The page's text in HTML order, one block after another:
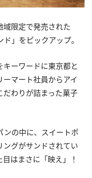
域限定で発売された
」をピックアップ。
ーワードに東京都と
マート社員からアイ
だわりが詰まった菓子
ンの中に、スイートポ
ングがサンドされてい
はまさに「映え」！